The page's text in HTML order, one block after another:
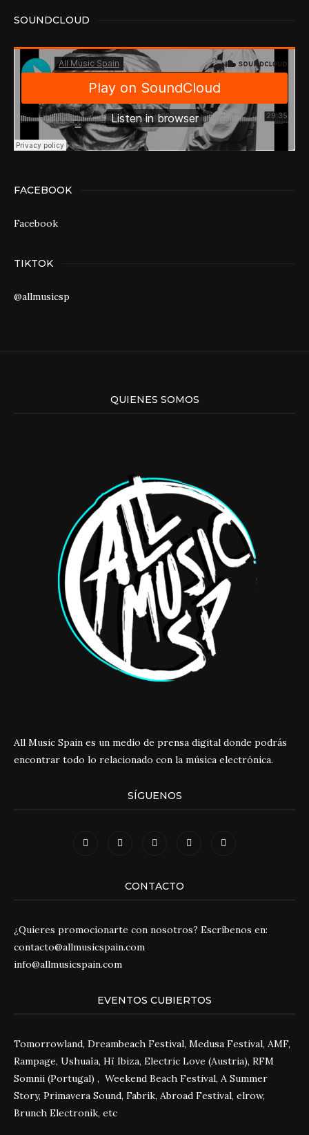
SOUNDCLOUD
FACEBOOK
Facebook
TIKTOK
@allmusicsp
QUIENES SOMOS
All Music Spain es un medio de prensa digital donde podrás
encontrar todo lo relacionado con la música electrónica.
SÍGUENOS
CONTACTO
¿Quieres promocionarte con nosotros? Escríbenos en:
contacto@allmusicspain.com
info@allmusicspain.com
EVENTOS CUBIERTOS
Tomorrowland, Dreambeach Festival, Medusa Festival, AMF,
Rampage, Ushuaïa, Hï Ibiza, Electric Love (Austria), RFM
Somnii (Portugal) , Weekend Beach Festival, A Summer
Story, Primavera Sound, Fabrik, Abroad Festival, elrow,
Brunch Electronik, etc